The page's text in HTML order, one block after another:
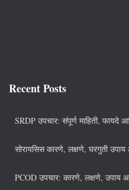
Recent Posts
SRDP उपचार: संपूर्ण माहिती, फायदे
सोरायसिस कारणे, लक्षणे, घरगुती
PCOD उपचार: कारणे, लक्षणे, उपाय